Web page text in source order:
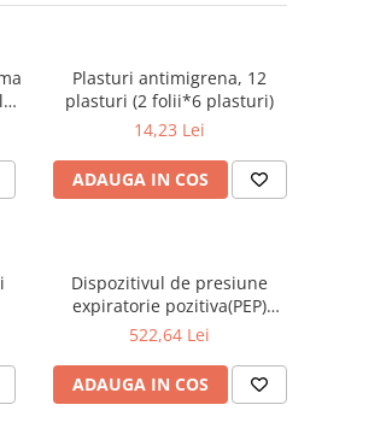
Plasturi antimigrena, 12
plasturi (2 folii*6 plasturi)
14,23 Lei
ADAUGA IN COS
Dispozitivul de presiune
expiratorie pozitiva(PEP)
oscilanta Aerobika
522,64 Lei
ADAUGA IN COS